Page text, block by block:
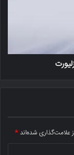
علامت‌گذاری شده‌اند*